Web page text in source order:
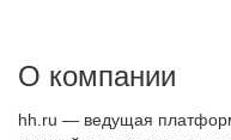
О компании
hh.ru — ведущая